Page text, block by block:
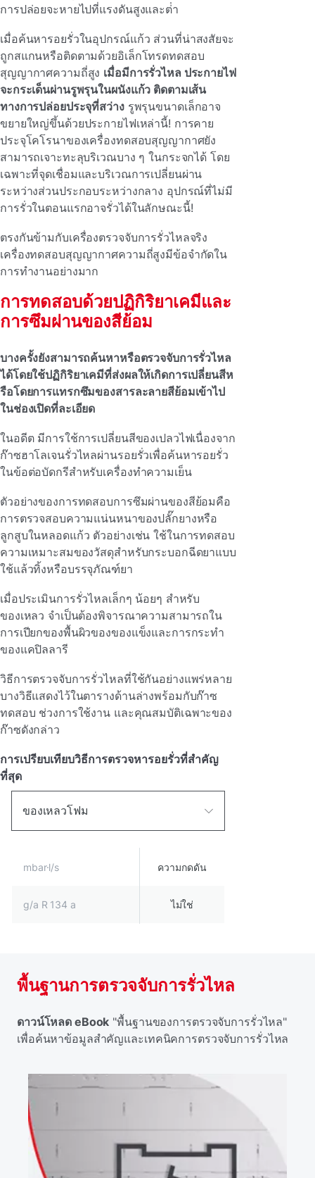
การปล่อยจะหายไปที่แรงดันสูงและต่ํา
เมื่อค้นหารอยรั่วในอุปกรณ์แก้ว ส่วนที่น่าสงสัยจะ
ถูกสแกนหรือติดตามด้วยอิเล็กโทรดทดสอบ
สุญญากาศความถี่สูง เมื่อมีการรั่วไหล ประกายไฟ
จะกระเด็นผ่านรูพรุนในผนังแก้ว ติดตามเส้น
ทางการปล่อยประจุที่สว่างรูพรุนขนาดเล็กอาจ
ขยายใหญ่ขึ้นด้วยประกายไฟเหล่านี้! การคาย
ประจุโคโรนาของเครื่องทดสอบสุญญากาศยัง
สามารถเจาะทะลุบริเวณบาง ๆ ในกระจกได้ โดย
เฉพาะที่จุดเชื่อมและบริเวณการเปลี่ยนผ่าน
ระหว่างส่วนประกอบระหว่างกลาง อุปกรณ์ที่ไม่มี
การรั่วในตอนแรกอาจรั่วได้ในลักษณะนี้!
ตรงกันข้ามกับเครื่องตรวจจับการรั่วไหลจริง
เครื่องทดสอบสุญญากาศความถี่สูงมีข้อจํากัดใน
การทํางานอย่างมาก
การทดสอบด้วยปฏิกิริยาเคมีและ
การซึมผ่านของสีย้อม
บางครั้งยังสามารถค้นหาหรือตรวจจับการรั่วไหล
ได้โดยใช้ปฏิกิริยาเคมีที่ส่งผลให้เกิดการเปลี่ยนสีห
รือโดยการแทรกซึมของสารละลายสีย้อมเข้าไป
ในช่องเปิดที่ละเอียด
ในอดีต มีการใช้การเปลี่ยนสีของเปลวไฟเนื่องจาก
ก๊าซฮาโลเจนรั่วไหลผ่านรอยรั่วเพื่อค้นหารอยรั่ว
ในข้อต่อบัดกรีสําหรับเครื่องทําความเย็น
ตัวอย่างของการทดสอบการซึมผ่านของสีย้อมคือ
การตรวจสอบความแน่นหนาของปลั๊กยางหรือ
ลูกสูบในหลอดแก้ว ตัวอย่างเช่น ใช้ในการทดสอบ
ความเหมาะสมของวัสดุสําหรับกระบอกฉีดยาแบบ
ใช้แล้วทิ้งหรือบรรจุภัณฑ์ยา
เมื่อประเมินการรั่วไหลเล็กๆ น้อยๆ สําหรับ
ของเหลว จําเป็นต้องพิจารณาความสามารถใน
การเปียกของพื้นผิวของของแข็งและการกระทํา
ของแคปิลลารี
วิธีการตรวจจับการรั่วไหลที่ใช้กันอย่างแพร่หลาย
บางวิธีแสดงไว้ในตารางด้านล่างพร้อมกับก๊าซ
ทดสอบ ช่วงการใช้งาน และคุณสมบัติเฉพาะของ
ก๊าซดังกล่าว
การเปรียบเทียบวิธีการตรวจหารอยรั่วที่สําคัญ
ที่สุด
ของเหลวโฟม
mbar·l/s ความกดดัน
g/a R 134 a ไม่ใช่
พื้นฐานการตรวจจับการรั่วไหล
ดาวน์โหลด eBook "พื้นฐานของการตรวจจับการรั่วไหล"
เพื่อค้นหาข้อมูลสําคัญและเทคนิคการตรวจจับการรั่วไหล